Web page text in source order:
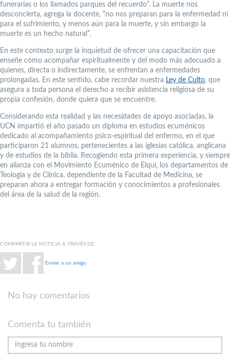
funerarias o los llamados parques del recuerdo”. La muerte nos
desconcierta, agrega la docente, “no nos preparan para la enfermedad ni
para el sufrimiento, y menos aún para la muerte, y sin embargo la
muerte es un hecho natural”.
En este contexto surge la inquietud de ofrecer una capacitación que
enseñe cómo acompañar espiritualmente y del modo más adecuado a
quienes, directa o indirectamente, se enfrentan a enfermedades
prolongadas. En este sentido, cabe recordar nuestra Ley de Culto, que
asegura a toda persona el derecho a recibir asistencia religiosa de su
propia confesión, donde quiera que se encuentre.
Considerando esta realidad y las necesidades de apoyo asociadas, la
UCN impartió el año pasado un diploma en estudios ecuménicos
dedicado al acompañamiento psico-espiritual del enfermo, en el que
participaron 21 alumnos, pertenecientes a las iglesias católica, anglicana
y de estudios de la biblia. Recogiendo esta primera experiencia, y siempre
en alianza con el Movimiento Ecuménico de Elqui, los departamentos de
Teología y de Clínica, dependiente de la Facultad de Medicina, se
preparan ahora a entregar formación y conocimientos a profesionales
del área de la salud de la región.
COMPARTIR LA NOTICIA A TRAVÉS DE:
Enviar a un amigo
No hay comentarios
Comenta tu también